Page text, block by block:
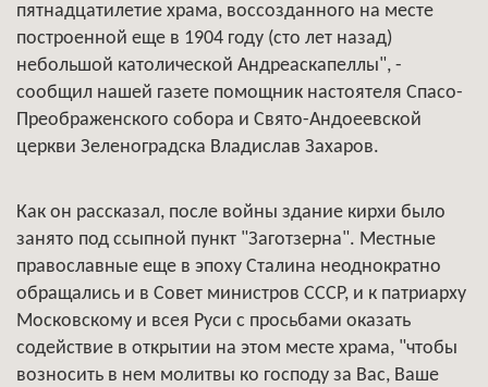
пятнадцатилетие храма, воссозданного на месте
построенной еще в 1904 году (сто лет назад)
небольшой католической Андреаскапеллы", -
сообщил нашей газете помощник настоятеля Спасо-
Преображенского собора и Свято-Андоеевской
церкви Зеленоградска Владислав Захаров.
Как он рассказал, после войны здание кирхи было
занято под ссыпной пункт "Заготзерна". Местные
православные еще в эпоху Сталина неоднократно
обращались и в Совет министров СССР, и к патриарху
Московскому и всея Руси с просьбами оказать
содействие в открытии на этом месте храма, "чтобы
возносить в нем молитвы ко господу за Вас, Ваше